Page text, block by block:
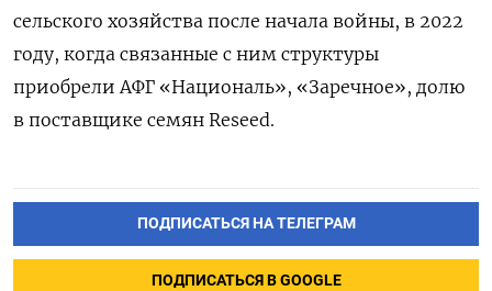
сельского хозяйства после начала войны, в 2022
году, когда связанные с ним структуры
приобрели АФГ «Националь», «Заречное», долю
в поставщике семян Reseed.
ПОДПИСАТЬСЯ НА ТЕЛЕГРАМ
ПОДПИСАТЬСЯ В GOOGLE